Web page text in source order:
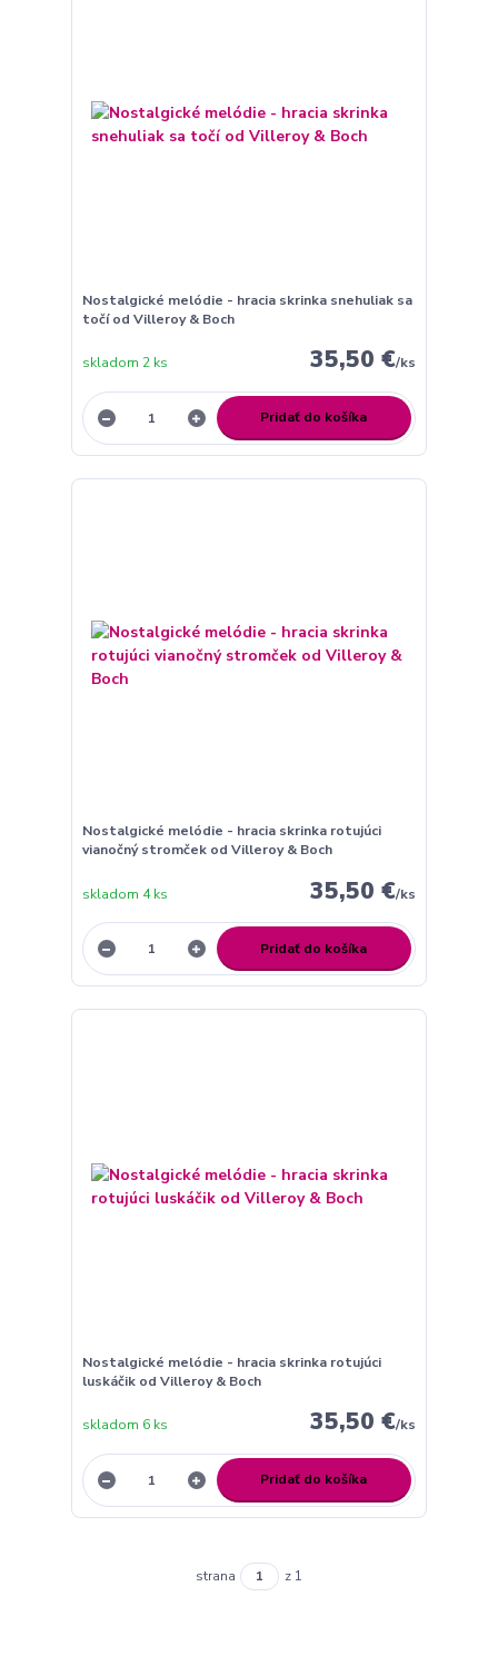
Nostalgické melódie - hracia skrinka snehuliak sa
točí od Villeroy & Boch
35,50 €/ks
skladom 2 ks
Pridať do košíka
Nostalgické melódie - hracia skrinka rotujúci
vianočný stromček od Villeroy & Boch
35,50 €/ks
skladom 4 ks
Pridať do košíka
Nostalgické melódie - hracia skrinka rotujúci
luskáčik od Villeroy & Boch
35,50 €/ks
skladom 6 ks
Pridať do košíka
strana z 1